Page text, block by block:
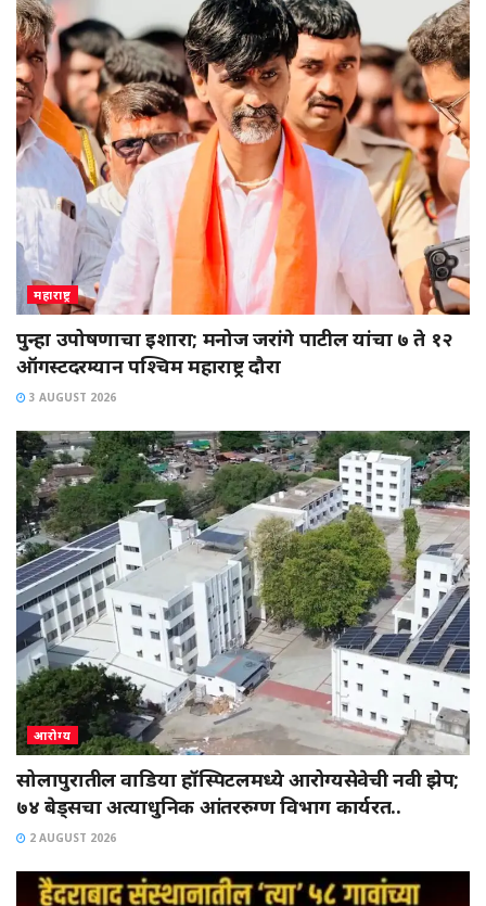
महाराष्ट्र
पुन्हा उपोषणाचा इशारा; मनोज जरांगे पाटील यांचा ७ ते १२
ऑगस्टदरम्यान पश्चिम महाराष्ट्र दौरा
3 AUGUST 2026
आरोग्य
सोलापुरातील वाडिया हॉस्पिटलमध्ये आरोग्यसेवेची नवी झेप;
७४ बेड्सचा अत्याधुनिक आंतररुग्ण विभाग कार्यरत..
2 AUGUST 2026